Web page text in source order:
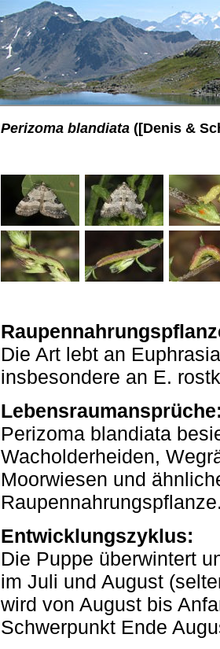
Perizoma blandiata ([Denis &
Die Art lebt an
insbesondere an E.
Perizoma blandiata
Wacholderheiden,
Moorwiesen und
Entwicklungszyklus:
Die Puppe überwintert
im Juli und August
wird von August bis
Schwerpunkt Ende